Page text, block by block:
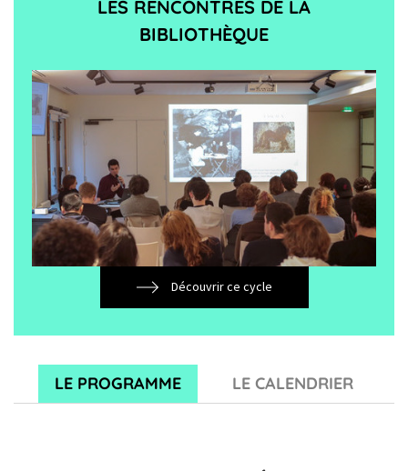
LES RENCONTRES DE LA
BIBLIOTHÈQUE
Découvrir ce cycle
LE PROGRAMME LE CALENDRIER